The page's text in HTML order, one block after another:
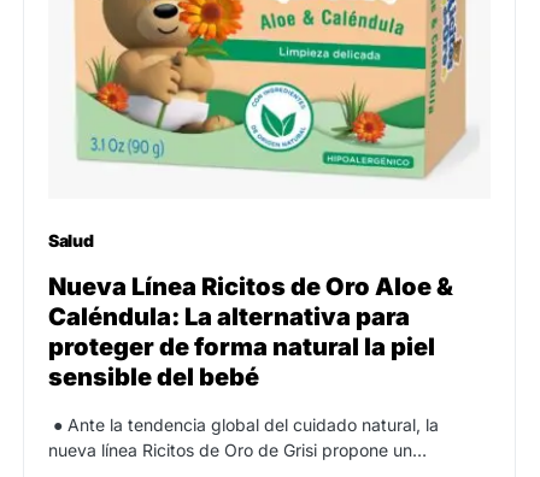
Salud
Nueva Línea Ricitos de Oro Aloe &
Caléndula: La alternativa para
proteger de forma natural la piel
sensible del bebé
● Ante la tendencia global del cuidado natural, la
nueva línea Ricitos de Oro de Grisi propone un…